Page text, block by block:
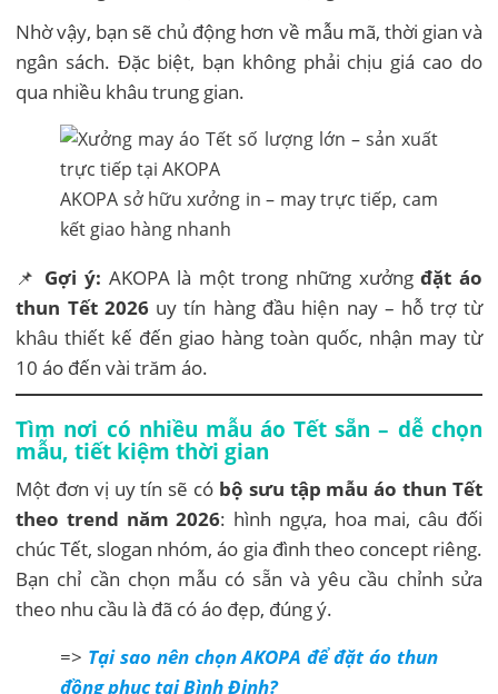
Nhờ vậy, bạn sẽ chủ động hơn về mẫu mã, thời gian và
ngân sách. Đặc biệt, bạn không phải chịu giá cao do
qua nhiều khâu trung gian.
AKOPA sở hữu xưởng in – may trực tiếp, cam
kết giao hàng nhanh
📌 Gợi ý: AKOPA là một trong những xưởngđặt áo
thun Tết 2026uy tín hàng đầu hiện nay – hỗ trợ từ
khâu thiết kế đến giao hàng toàn quốc, nhận may từ
10 áo đến vài trăm áo.
Tìm nơi có nhiều mẫu áo Tết sẵn – dễ chọn
mẫu, tiết kiệm thời gian
Một đơn vị uy tín sẽ có bộ sưu tập mẫu áo thun Tết
theo trend năm 2026: hình ngựa, hoa mai, câu đối
chúc Tết, slogan nhóm, áo gia đình theo concept riêng.
Bạn chỉ cần chọn mẫu có sẵn và yêu cầu chỉnh sửa
theo nhu cầu là đã có áo đẹp, đúng ý.
=> Tại sao nên chọn AKOPA để đặt áo thun
đồng phục tại Bình Định?